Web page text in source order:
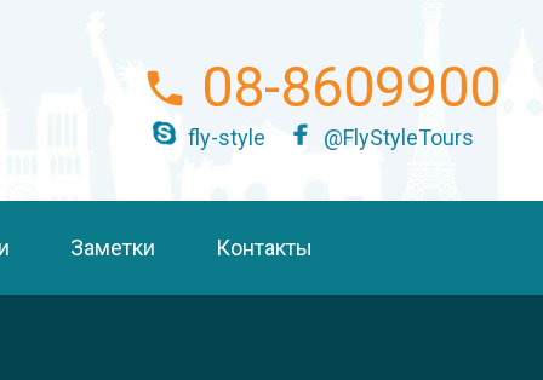
08-8609900
fly-style @FlyStyleTours
Заметки Контакты